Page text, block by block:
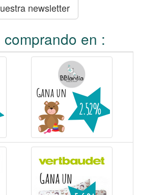
newsletter
en :